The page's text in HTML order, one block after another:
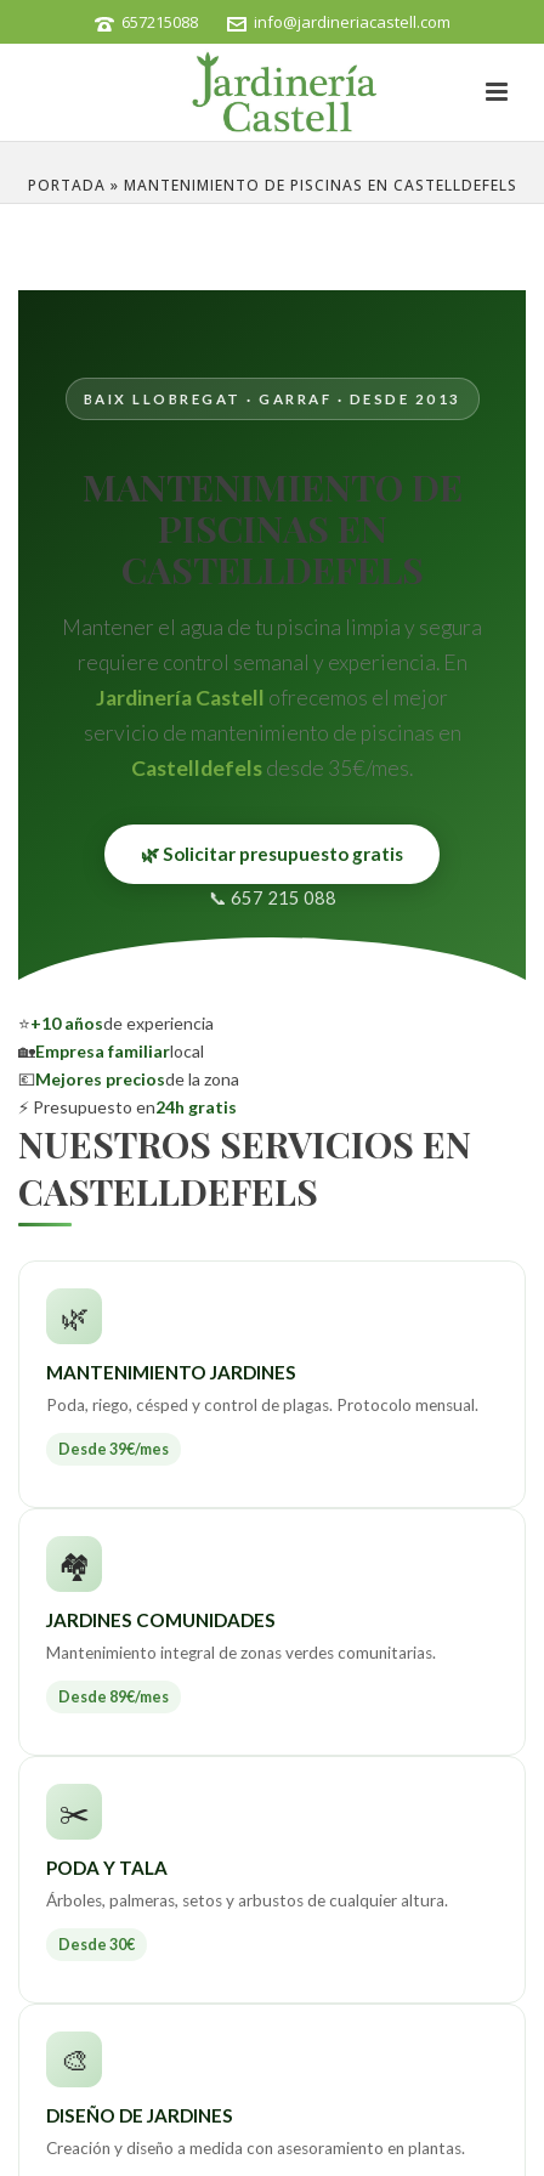
657215088 info@jardineriacastell.com
PORTADA » MANTENIMIENTO DE PISCINAS EN CASTELLDEFELS
BAIX LLOBREGAT · GARRAF · DESDE 2013
MANTENIMIENTO DE
PISCINAS EN
CASTELLDEFELS
Mantener el agua de tu piscina limpia y segura
requiere control semanal y experiencia. En
Jardinería Castell ofrecemos el mejor
servicio de mantenimiento de piscinas en
Castelldefelsdesde 35€/mes.
🌿 Solicitar presupuesto gratis
📞 657 215 088
⭐+10 añosde experiencia
🏡Empresa familiarlocal
💶Mejores preciosde la zona
⚡ Presupuesto en24h gratis
NUESTROS SERVICIOS EN
CASTELLDEFELS
🌿
MANTENIMIENTO JARDINES
Poda, riego, césped y control de plagas. Protocolo mensual.
Desde 39€/mes
🏘️
JARDINES COMUNIDADES
Mantenimiento integral de zonas verdes comunitarias.
Desde 89€/mes
✂️
PODA Y TALA
Árboles, palmeras, setos y arbustos de cualquier altura.
Desde 30€
🎨
DISEÑO DE JARDINES
Creación y diseño a medida con asesoramiento en plantas.